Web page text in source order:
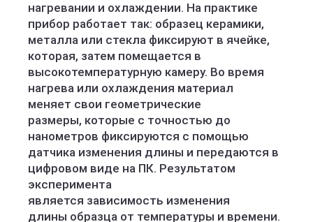
нагревании и охлаждении. На практике
прибор работает так: образец керамики,
металла или стекла фиксируют в ячейке,
которая, затем помещается в
высокотемпературную камеру. Во время
нагрева или охлаждения материал
меняет свои геометрические
размеры, которые с точностью до
нанометров фиксируются с помощью
датчика изменения длины и передаются в
цифровом виде на ПК. Результатом
эксперимента
является зависимость изменения
длины образца от температуры и времени.